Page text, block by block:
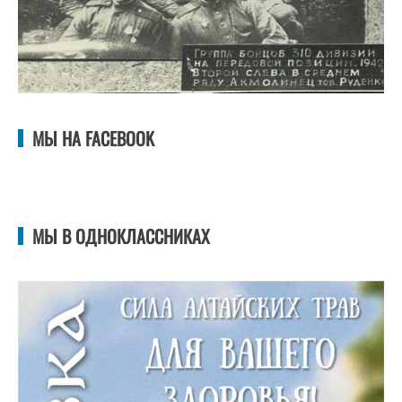
МЫ НА FACEBOOK
МЫ В ОДНОКЛАССНИКАХ